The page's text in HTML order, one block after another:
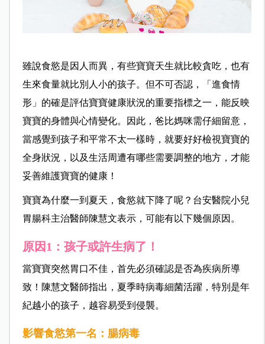
雖說食慾是因人而異，有些寶寶天生就比較貪吃，也有
生來食量就比別人小的孩子。但不可否認，「進食情
形」的確是評估寶寶健康狀況的重要指標之一，能反映
寶寶的身體與心情變化。因此，爸比媽咪需仔細留意，
當感覺到孩子和平常不太一樣時，就要好好檢視寶寶的
全身狀況，以及生活周遭有哪些需要調整的地方，才能
妥善維護寶寶的健康！
寶寶為什麼一到夏天，食慾就下降了呢？台安醫院小兒
胃腸科主治醫師陳慧文表示，可能有以下幾個原因。
原因1：孩子或許生病了！
當寶寶突然胃口不佳，首先必須確認是否為疾病所導
致！陳慧文醫師指出，夏季時病毒細菌活躍，特別是年
紀越小的孩子，越容易受到侵襲。
影響食慾第一名：腸病毒